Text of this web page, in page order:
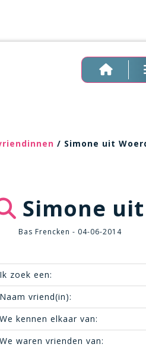
/ Simone uit
Simone
Bas Frencken - 04-06-2014
Ik zoek een:
Naam vriend(in):
We kennen elkaar van:
We waren vrienden van: